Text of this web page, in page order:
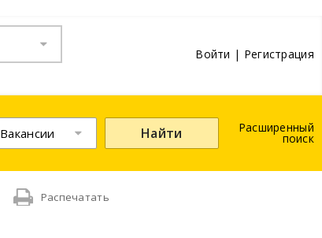
Войти | Регистрация
Вакансии Найти Расширенный
поиск
Распечатать